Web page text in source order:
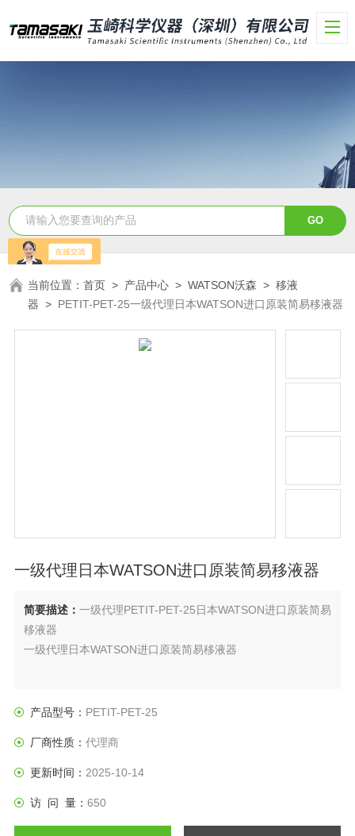
当前位置：首页 > 产品中心 >WATSON沃森 >移液
器 > PETIT-PET-25一级代理日本WATSON进口原装简易移液器
一级代理日本WATSON进口原装简易移液器
简要描述： 一级代理PETIT-PET-25日本WATSON进口原装简易
移液器
一级代理日本WATSON进口原装简易移液器
产品型号： PETIT-PET-25
厂商性质： 代理商
更新时间： 2025-10-14
访 问 量： 650